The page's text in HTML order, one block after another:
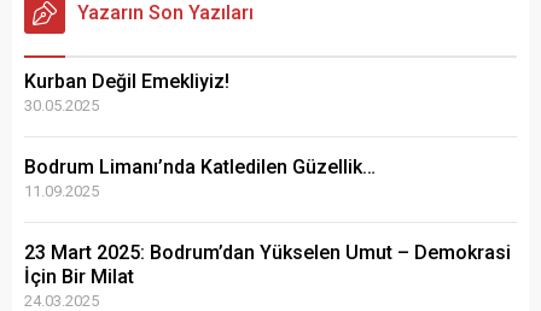
Yazarın Son Yazıları
Kurban Değil Emekliyiz!
30.05.2025
Bodrum Limanı’nda Katledilen Güzellik…
11.09.2025
23 Mart 2025: Bodrum’dan Yükselen Umut – Demokrasi
İçin Bir Milat
24.03.2025